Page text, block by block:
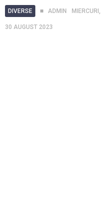
DIVERSE ADMIN MIERCURI,
30 AUGUST 2023